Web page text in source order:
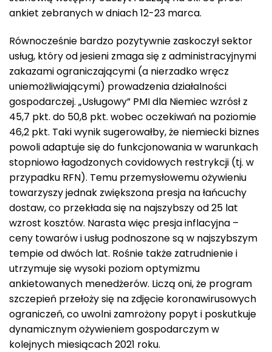
ankiet zebranych w dniach 12-23 marca.
Równocześnie bardzo pozytywnie zaskoczył sektor
usług, który od jesieni zmaga się z administracyjnymi
zakazami ograniczającymi (a nierzadko wręcz
uniemożliwiającymi) prowadzenia działalności
gospodarczej. „Usługowy” PMI dla Niemiec wzrósł z
45,7 pkt. do 50,8 pkt. wobec oczekiwań na poziomie
46,2 pkt. Taki wynik sugerowałby, że niemiecki biznes
powoli adaptuje się do funkcjonowania w warunkach
stopniowo łagodzonych covidowych restrykcji (tj. w
przypadku RFN). Temu przemysłowemu ożywieniu
towarzyszy jednak zwiększona presja na łańcuchy
dostaw, co przekłada się na najszybszy od 25 lat
wzrost kosztów. Narasta więc presja inflacyjna –
ceny towarów i usług podnoszone są w najszybszym
tempie od dwóch lat. Rośnie także zatrudnienie i
utrzymuje się wysoki poziom optymizmu
ankietowanych menedżerów. Liczą oni, że program
szczepień przełoży się na zdjęcie koronawirusowych
ograniczeń, co uwolni zamrożony popyt i poskutkuje
dynamicznym ożywieniem gospodarczym w
kolejnych miesiącach 2021 roku.